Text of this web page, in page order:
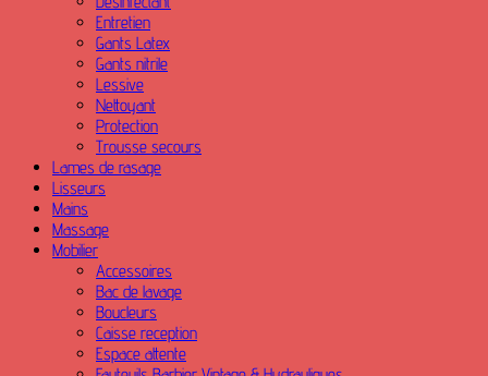
Entretien
Gants Latex
Gants nitrile
Lessive
Nettoyant
Protection
Trousse secours
Lames de rasage
Lisseurs
Mains
Massage
Mobilier
Accessoires
Bac de lavage
Boucleurs
Caisse reception
Espace attente